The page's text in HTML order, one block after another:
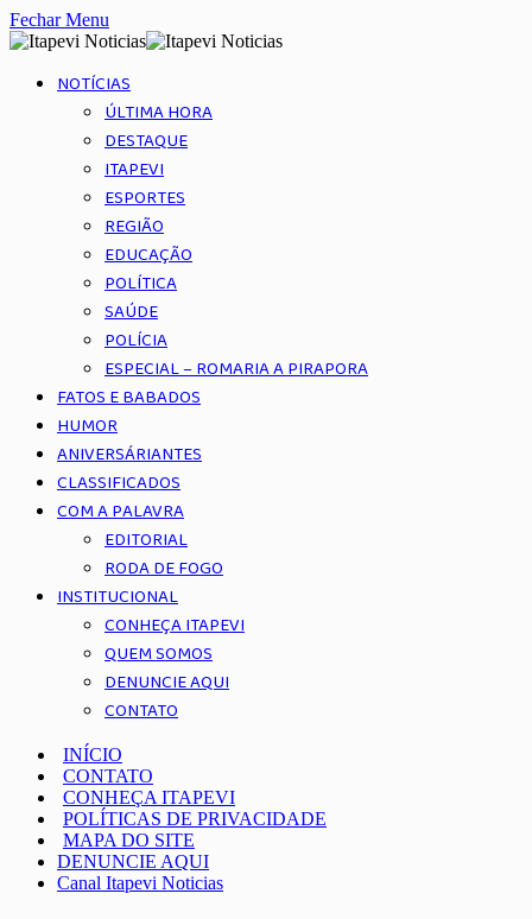
Fechar Menu
NOTÍCIAS
ÚLTIMA HORA
DESTAQUE
ITAPEVI
ESPORTES
REGIÃO
EDUCAÇÃO
POLÍTICA
SAÚDE
POLÍCIA
ESPECIAL – ROMARIA A PIRAPORA
FATOS E BABADOS
HUMOR
ANIVERSÁRIANTES
CLASSIFICADOS
COM A PALAVRA
EDITORIAL
RODA DE FOGO
INSTITUCIONAL
CONHEÇA ITAPEVI
QUEM SOMOS
DENUNCIE AQUI
CONTATO
INÍCIO
CONTATO
CONHEÇA ITAPEVI
POLÍTICAS DE PRIVACIDADE
MAPA DO SITE
DENUNCIE AQUI
Canal Itapevi Noticias